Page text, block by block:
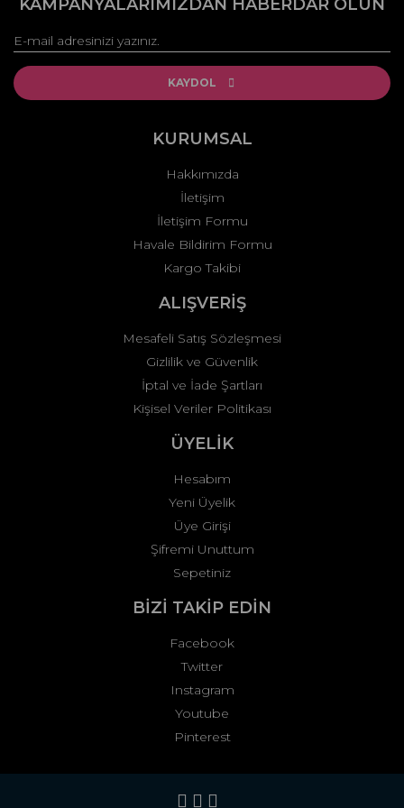
Görüş ve önerileriniz için teşekkür ederiz.
Ürün resmi kalitesiz, bozuk veya görüntülenemiyor.
Ürün açıklamasında eksik bilgiler bulunuyor.
Ürün fiyatı diğer sitelerden daha pahalı.
Gönder
KAMPANYALARIMIZDAN HABERDAR OLUN
KAYDOL
KURUMSAL
Hakkımızda
İletişim
İletişim Formu
Havale Bildirim Formu
Kargo Takibi
ALIŞVERİŞ
Mesafeli Satış Sözleşmesi
Gizlilik ve Güvenlik
İptal ve İade Şartları
Kişisel Veriler Politikası
ÜYELİK
Hesabım
Yeni Üyelik
Üye Girişi
Şifremi Unuttum
Sepetiniz
BİZİ TAKİP EDİN
Facebook
Twitter
Instagram
Youtube
Pinterest